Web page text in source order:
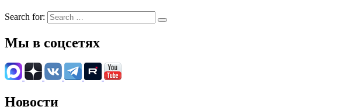
Search for:
Мы в соцсетях
Новости